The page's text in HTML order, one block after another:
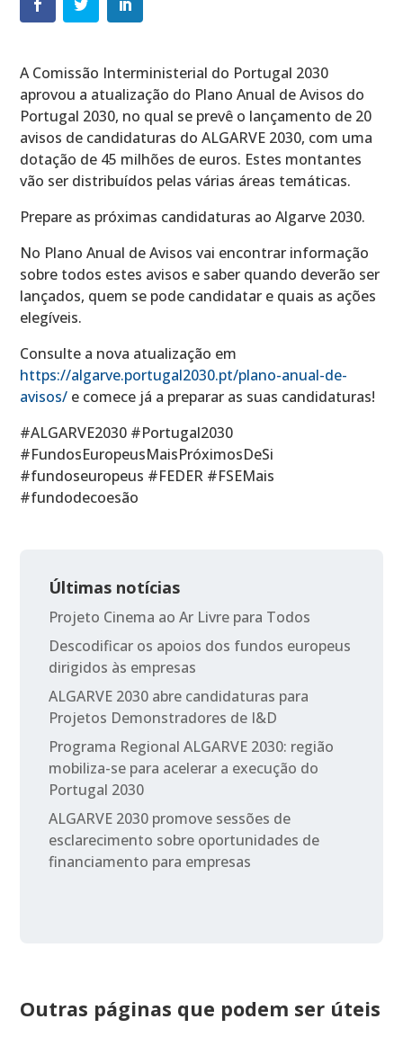
A Comissão Interministerial do Portugal 2030
aprovou a atualização do Plano Anual de Avisos do
Portugal 2030, no qual se prevê o lançamento de 20
avisos de candidaturas do ALGARVE 2030, com uma
dotação de 45 milhões de euros. Estes montantes
vão ser distribuídos pelas várias áreas temáticas.
Prepare as próximas candidaturas ao Algarve 2030.
No Plano Anual de Avisos vai encontrar informação
sobre todos estes avisos e saber quando deverão ser
lançados, quem se pode candidatar e quais as ações
elegíveis.
Consulte a nova atualização em
https://algarve.portugal2030.pt/plano-anual-de-
avisos/ e comece já a preparar as suas candidaturas!
#ALGARVE2030 #Portugal2030
#FundosEuropeusMaisPróximosDeSi
#fundoseuropeus #FEDER #FSEMais
#fundodecoesão
Últimas notícias
Projeto Cinema ao Ar Livre para Todos
Descodificar os apoios dos fundos europeus
dirigidos às empresas
ALGARVE 2030 abre candidaturas para
Projetos Demonstradores de I&D
Programa Regional ALGARVE 2030: região
mobiliza-se para acelerar a execução do
Portugal 2030
ALGARVE 2030 promove sessões de
esclarecimento sobre oportunidades de
financiamento para empresas
Outras páginas que podem ser úteis